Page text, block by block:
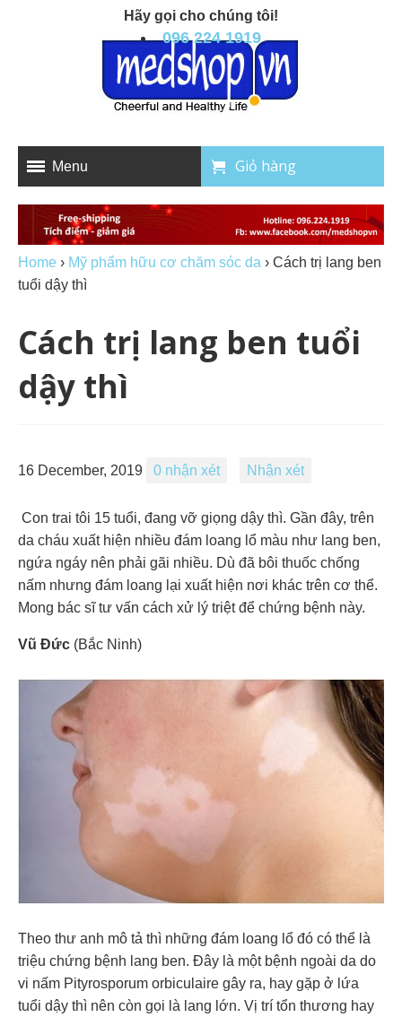
Menu Giỏ hàng
Hãy gọi cho chúng tôi!
096 224 1919
Home › Mỹ phẩm hữu cơ chăm sóc da › Cách trị lang ben
tuổi dậy thì
Cách trị lang ben tuổi
dậy thì
16 December, 2019 0 nhận xét Nhận xét
Con trai tôi 15 tuổi, đang vỡ giọng dậy thì. Gần đây, trên
da cháu xuất hiện nhiều đám loang lổ màu như lang ben,
ngứa ngáy nên phải gãi nhiều. Dù đã bôi thuốc chống
nấm nhưng đám loang lại xuất hiện nơi khác trên cơ thể.
Mong bác sĩ tư vấn cách xử lý triệt để chứng bệnh này.
Vũ Đức (Bắc Ninh)
Theo thư anh mô tả thì những đám loang lổ đó có thể là
triệu chứng bệnh lang ben. Đây là một bệnh ngoài da do
vi nấm Pityrosporum orbiculaire gây ra, hay gặp ở lứa
tuổi dậy thì nên còn gọi là lang lớn. Vị trí tổn thương hay